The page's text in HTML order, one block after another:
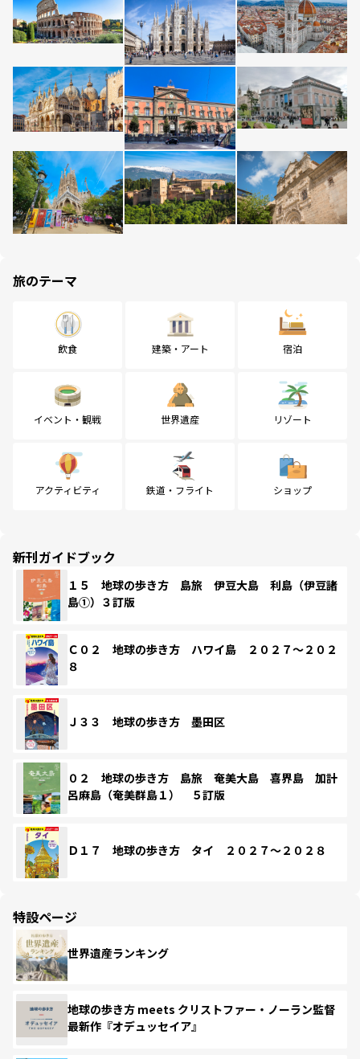
旅のテーマ
飲食 建築・アート 宿泊
イベント・観戦 世界遺産 リゾート
アクティビティ 鉄道・フライト ショップ
新刊ガイドブック
１５ 地球の歩き方 島旅 伊豆大島 利島（伊豆諸
島①）３訂版
Ｃ０２ 地球の歩き方 ハワイ島 ２０２７～２０２
８
Ｊ３３ 地球の歩き方 墨田区
０２ 地球の歩き方 島旅 奄美大島 喜界島 加計
呂麻島（奄美群島１） ５訂版
Ｄ１７ 地球の歩き方 タイ ２０２７～２０２８
特設ページ
世界遺産ランキング
地球の歩き方 meets クリストファー・ノーラン監督
最新作『オデュッセイア』